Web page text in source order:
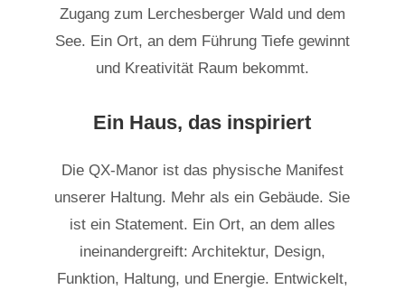
Zugang zum Lerchesberger Wald und dem
See. Ein Ort, an dem Führung Tiefe gewinnt
und Kreativität Raum bekommt.
Ein Haus, das inspiriert
Die QX-Manor ist das physische Manifest
unserer Haltung. Mehr als ein Gebäude. Sie
ist ein Statement. Ein Ort, an dem alles
ineinandergreift: Architektur, Design,
Funktion, Haltung, und Energie. Entwickelt,